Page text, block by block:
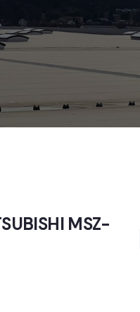
MSZ-